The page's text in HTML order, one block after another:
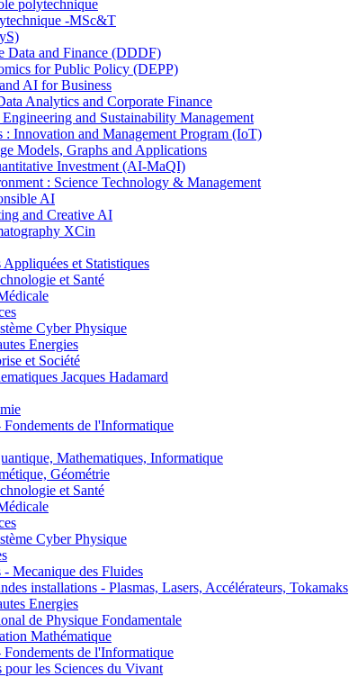
polytechnique
-MSc&T
Data and Finance (DDDF)
for Public Policy (DEPP)
AI for Business
Analytics and Corporate Finance
and Sustainability Management
Innovation and Management Program (IoT)
Models, Graphs and Applications
Investment (AI-MaQI)
: Science Technology & Management
AI
and Creative AI
XCin
et Statistiques
et Santé
Cyber Physique
Energies
et Société
Jacques Hadamard
de l'Informatique
Mathematiques, Informatique
Géométrie
et Santé
Cyber Physique
Mecanique des Fluides
installations - Plasmas, Lasers, Accélérateurs, Tokamaks
Energies
de Physique Fondamentale
Mathématique
de l'Informatique
les Sciences du Vivant